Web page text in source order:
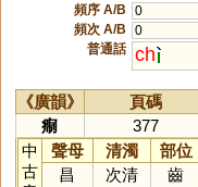
頻序 A/B
0
頻次 A/B
0
普通話 ch
《廣韻》 頁碼
痸
377
中
古
聲母 清濁 部位
昌
次清 齒